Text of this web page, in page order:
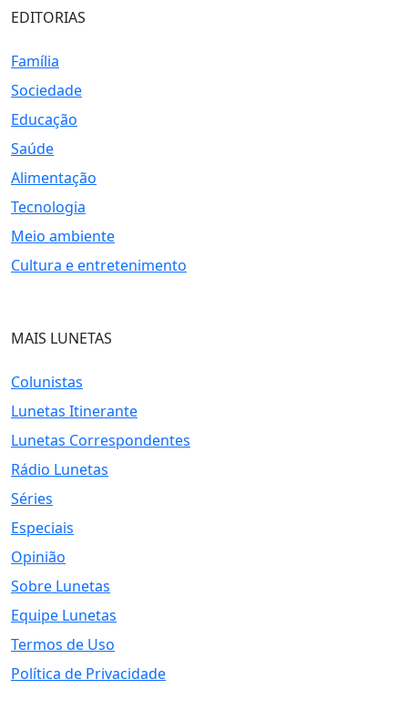
EDITORIAS
Família
Sociedade
Educação
Saúde
Alimentação
Tecnologia
Meio ambiente
Cultura e entretenimento
MAIS LUNETAS
Colunistas
Lunetas Itinerante
Lunetas Correspondentes
Rádio Lunetas
Séries
Especiais
Opinião
Sobre Lunetas
Equipe Lunetas
Termos de Uso
Política de Privacidade